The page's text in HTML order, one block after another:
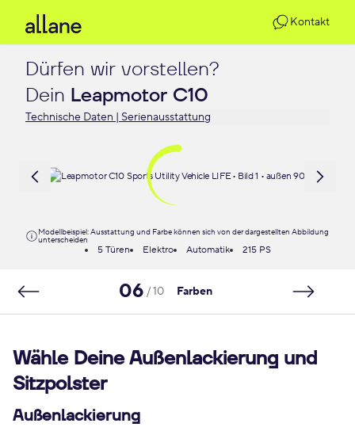
Kontakt
Dürfen wir vorstellen?
Dein Leapmotor C10
Technische Daten | Serienausstattung
Modellbeispiel: Ausstattung und Farbe können sich von der dargestellten Abbildung
unterscheiden
5 Türen Elektro Automatik 215 PS
06 / 10 Farben
Wähle Deine Außenlackierung und
Sitzpolster
Außenlackierung